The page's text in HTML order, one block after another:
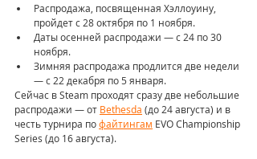
Распродажа, посвященная Хэллоуину,
пройдет с 28 октября по 1 ноября.
Даты осенней распродажи — с 24 по 30
ноября.
Зимняя распродажа продлится две недели
— с 22 декабря по 5 января.
Сейчас в Steam проходят сразу две небольшие
распродажи — от Bethesda (до 24 августа) и в
честь турнира по файтингам EVO Championship
Series (до 16 августа).